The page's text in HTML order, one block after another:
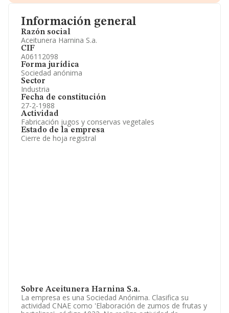
Información general
Razón social
Aceitunera Harnina S.a.
CIF
A06112098
Forma jurídica
Sociedad anónima
Sector
Industria
Fecha de constitución
27-2-1988
Actividad
Fabricación jugos y conservas vegetales
Estado de la empresa
Cierre de hoja registral
Sobre Aceitunera Harnina S.a.
La empresa es una Sociedad Anónima. Clasifica su
actividad CNAE como 'Elaboración de zumos de frutas y
Información oficial y registral complementaria.